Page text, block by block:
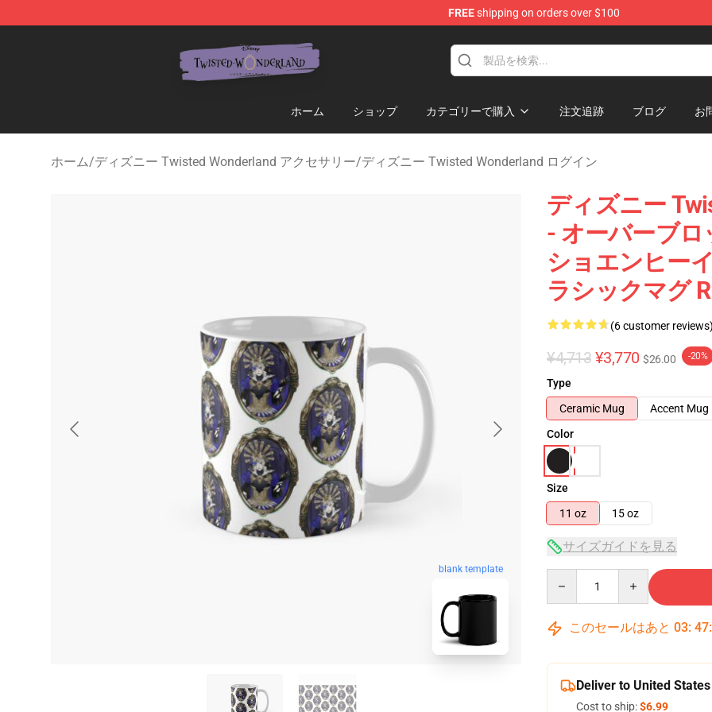
FREEshipping on orders over $100
ホーム ショップ カテゴリーで購入 注文追跡 ブログ お
ホーム/ディズニー Twisted Wonderland アクセサリー/ディズニー Twisted Wonderland ログイン
blank template
ディズニー
- オーバーブロ
ショエンヒー
ラシックマグ
(6 customer reviews)
¥4,713 ¥3,770 $26.00 -20%
Type
Ceramic Mug
Accent Mug
Color
Size
11 oz
15 oz
サイズガイドを見る
このセールはあと 03: 47:
Deliver to United States
Cost to ship:$6.99